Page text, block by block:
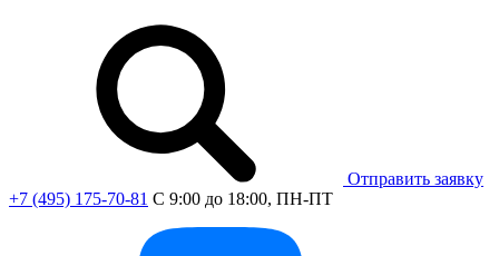
Отправить заявку
+7 (495) 175-70-81 C 9:00 до 18:00, ПН-ПТ